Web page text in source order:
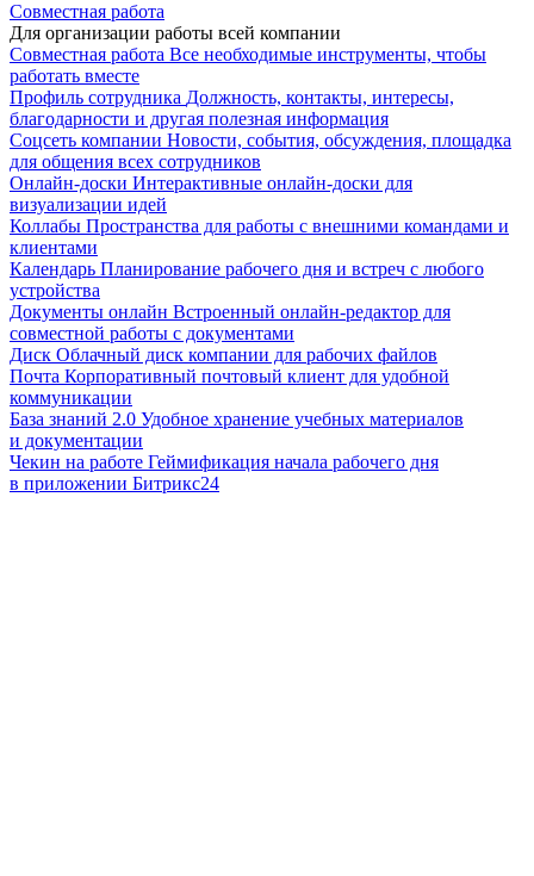
Совместная работа
Для организации работы всей компании
Совместная работа Все необходимые инструменты, чтобы
работать вместе
Профиль сотрудника Должность, контакты, интересы,
благодарности и другая полезная информация
Соцсеть компании Новости, события, обсуждения, площадка
для общения всех сотрудников
Онлайн-доски Интерактивные онлайн-доски для
визуализации идей
Коллабы Пространства для работы с внешними командами и
клиентами
Календарь Планирование рабочего дня и встреч с любого
устройства
Документы онлайн Встроенный онлайн-редактор для
совместной работы с документами
Диск Облачный диск компании для рабочих файлов
Почта Корпоративный почтовый клиент для удобной
коммуникации
База знаний 2.0 Удобное хранение учебных материалов
и документации
Чекин на работе Геймификация начала рабочего дня
в приложении Битрикс24